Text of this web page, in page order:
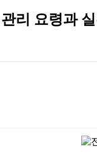
리 요령과